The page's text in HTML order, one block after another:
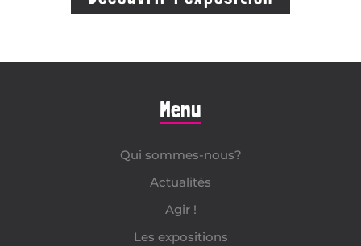
Menu
Qui sommes-nous?
Actualités
Agir !
Les expositions